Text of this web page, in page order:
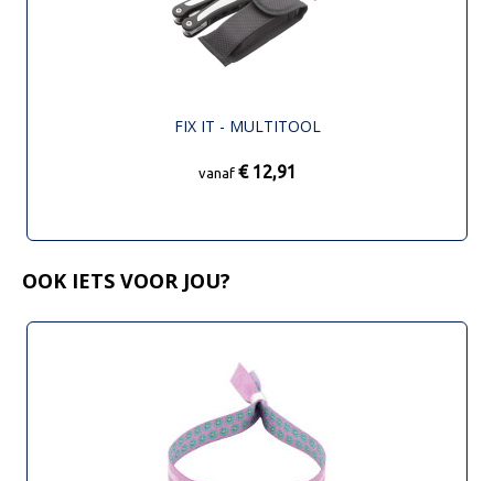
FIX IT - MULTITOOL
vanaf € 12,91
OOK IETS VOOR JOU?